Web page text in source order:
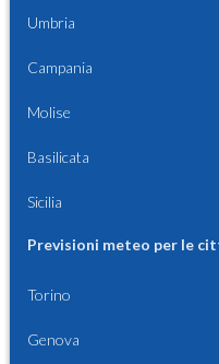
Umbria
Campania
Molise
Basilicata
Sicilia
Previsioni meteo per le
Torino
Genova